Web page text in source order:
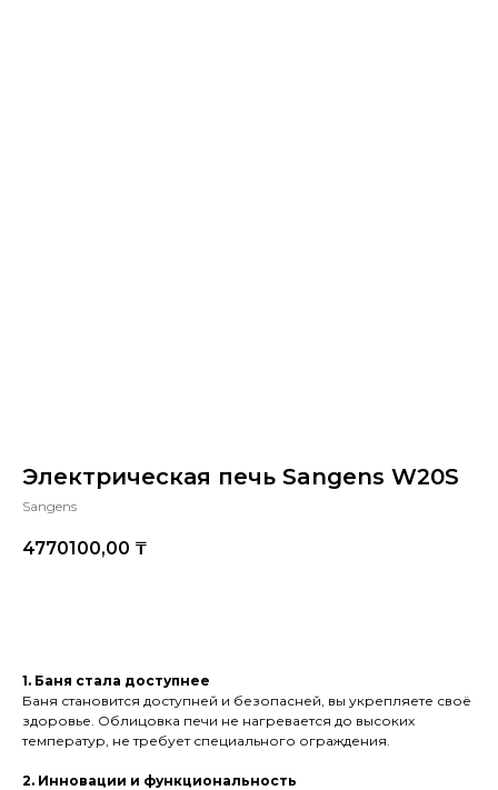
Электрическая печь Sangens W20S
Sangens
4770100,00 ₸
1. Баня стала доступнее
Баня становится доступней и безопасней, вы укрепляете своё
здоровье. Облицовка печи не нагревается до высоких
температур, не требует специального ограждения.
2. Инновации и функциональность